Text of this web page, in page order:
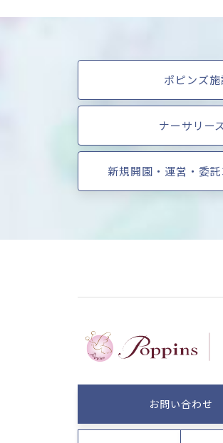
ポピンズ
ナーサリー
新規開園・運営・委
お問い合わせ